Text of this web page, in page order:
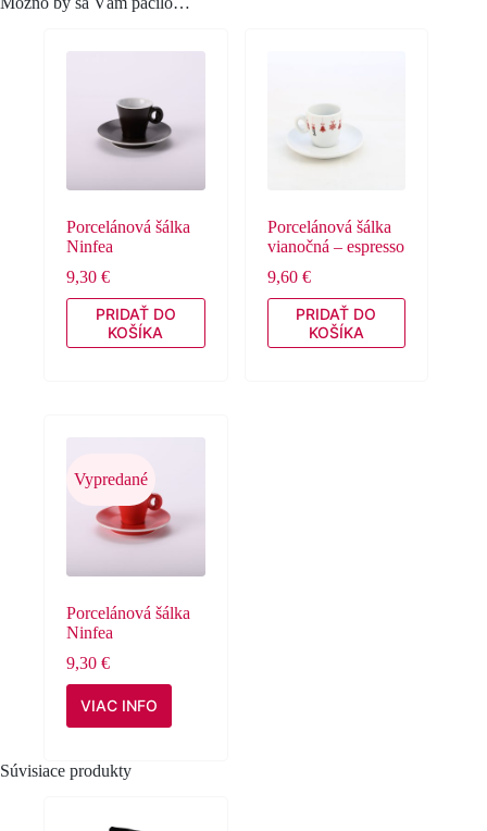
Porcelánová šálka
Ninfea
9,30 €
PRIDAŤ DO
KOŠÍKA
Porcelánová šálka
vianočná – espresso
9,60 €
PRIDAŤ DO
KOŠÍKA
Vypredané
Porcelánová šálka
Ninfea
9,30 €
VIAC INFO
Súvisiace produkty